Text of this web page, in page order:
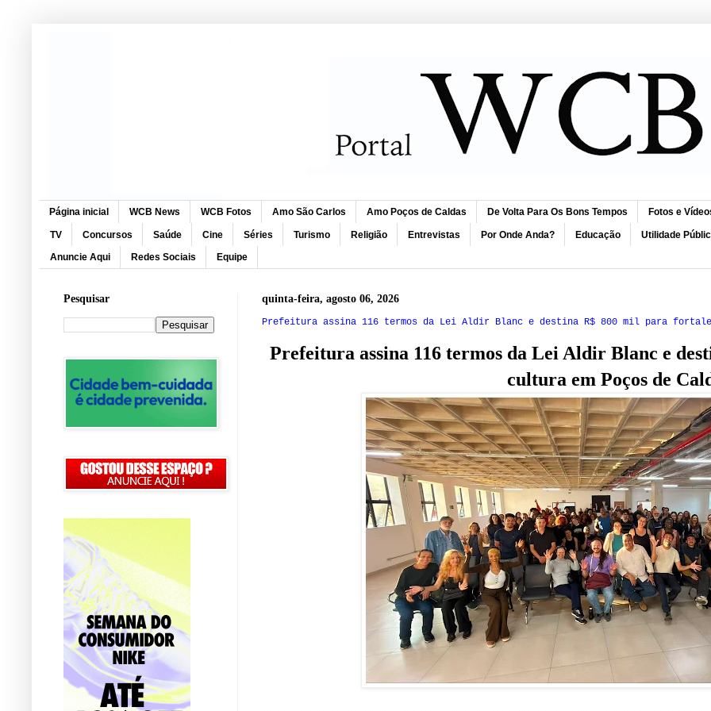
Página inicial WCB News WCB Fotos Amo São Carlos Amo Poços de Caldas De Volta Para Os Bons Tempos Fotos e
TV Concursos Saúde Cine Séries Turismo Religião Entrevistas Por Onde Anda? Educação Utilidade
Anuncie Aqui Redes Sociais Equipe
quinta-feira, agosto 06, 2026
Prefeitura assina 116 termos da Lei Aldir Blanc e destina R$ 800 mil para
Prefeitura assina 116 termos da Lei Aldir Blanc e
cultura em Poços de
Pesquisar